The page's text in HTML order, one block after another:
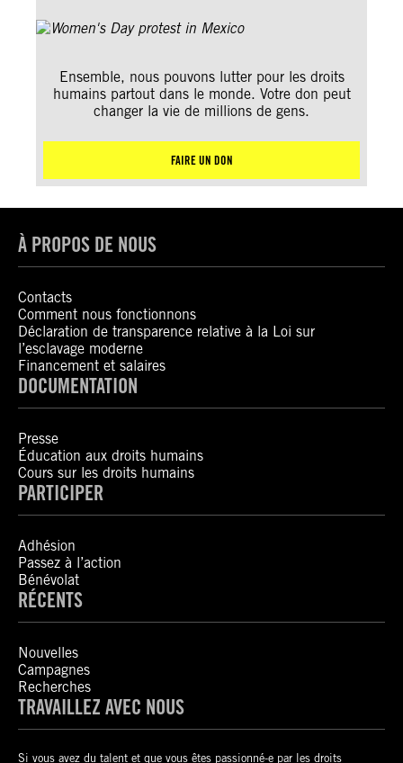
Ensemble, nous pouvons lutter pour les droits
humains partout dans le monde. Votre don peut
changer la vie de millions de gens.
FAIRE UN DON
À PROPOS DE NOUS
Contacts
Comment nous fonctionnons
Déclaration de transparence relative à la Loi sur
l’esclavage moderne
Financement et salaires
DOCUMENTATION
Presse
Éducation aux droits humains
Cours sur les droits humains
PARTICIPER
Adhésion
Passez à l’action
Bénévolat
RÉCENTS
Nouvelles
Campagnes
Recherches
TRAVAILLEZ AVEC NOUS
Si vous avez du talent et que vous êtes passionné-e par les droits